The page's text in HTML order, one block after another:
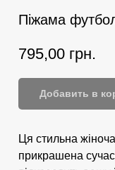
Піжама
795,00 грн.
Добавить в
Ця стильна
прикрашена